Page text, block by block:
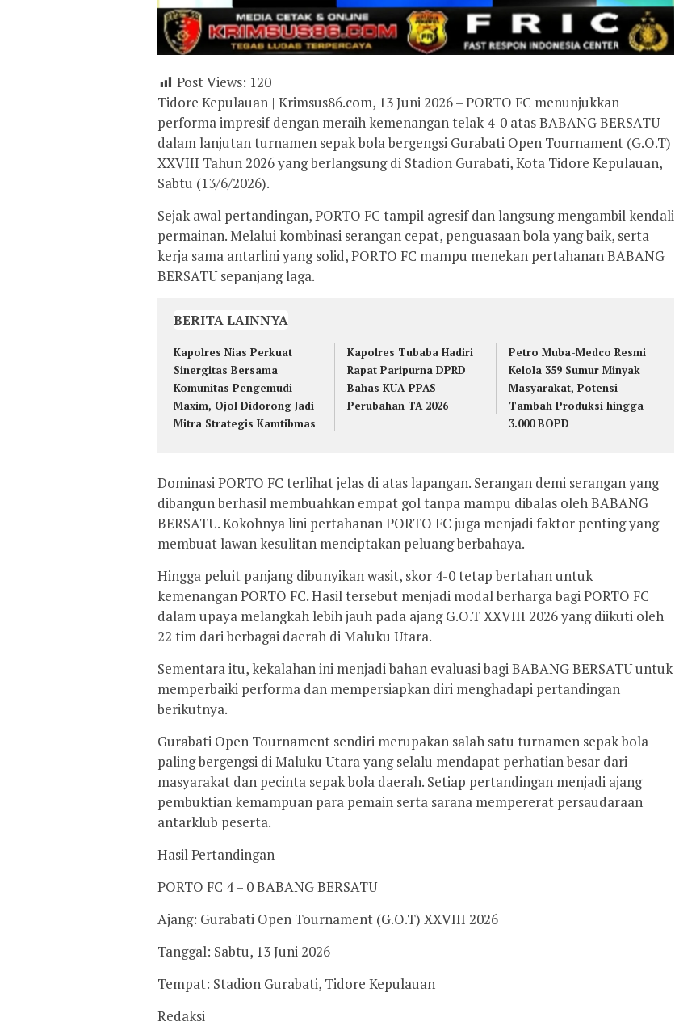
Post Views: 120
Tidore Kepulauan | Krimsus86.com, 13 Juni 2026 – PORTO FC menunjukkan
performa impresif dengan meraih kemenangan telak 4-0 atas BABANG BERSATU
dalam lanjutan turnamen sepak bola bergengsi Gurabati Open Tournament (G.O.T)
XXVIII Tahun 2026 yang berlangsung di Stadion Gurabati, Kota Tidore Kepulauan,
Sabtu (13/6/2026).
Sejak awal pertandingan, PORTO FC tampil agresif dan langsung mengambil kendali
permainan. Melalui kombinasi serangan cepat, penguasaan bola yang baik, serta
kerja sama antarlini yang solid, PORTO FC mampu menekan pertahanan BABANG
BERSATU sepanjang laga.
BERITA LAINNYA
Kapolres Nias Perkuat
Sinergitas Bersama
Komunitas Pengemudi
Maxim, Ojol Didorong Jadi
Mitra Strategis Kamtibmas
Kapolres Tubaba Hadiri
Rapat Paripurna DPRD
Bahas KUA-PPAS
Perubahan TA 2026
Petro Muba-Medco Resmi
Kelola 359 Sumur Minyak
Masyarakat, Potensi
Tambah Produksi hingga
3.000 BOPD
Dominasi PORTO FC terlihat jelas di atas lapangan. Serangan demi serangan yang
dibangun berhasil membuahkan empat gol tanpa mampu dibalas oleh BABANG
BERSATU. Kokohnya lini pertahanan PORTO FC juga menjadi faktor penting yang
membuat lawan kesulitan menciptakan peluang berbahaya.
Hingga peluit panjang dibunyikan wasit, skor 4-0 tetap bertahan untuk
kemenangan PORTO FC. Hasil tersebut menjadi modal berharga bagi PORTO FC
dalam upaya melangkah lebih jauh pada ajang G.O.T XXVIII 2026 yang diikuti oleh
22 tim dari berbagai daerah di Maluku Utara.
Sementara itu, kekalahan ini menjadi bahan evaluasi bagi BABANG BERSATU untuk
memperbaiki performa dan mempersiapkan diri menghadapi pertandingan
berikutnya.
Gurabati Open Tournament sendiri merupakan salah satu turnamen sepak bola
paling bergengsi di Maluku Utara yang selalu mendapat perhatian besar dari
masyarakat dan pecinta sepak bola daerah. Setiap pertandingan menjadi ajang
pembuktian kemampuan para pemain serta sarana mempererat persaudaraan
antarklub peserta.
Hasil Pertandingan
PORTO FC 4 – 0 BABANG BERSATU
Ajang: Gurabati Open Tournament (G.O.T) XXVIII 2026
Tanggal: Sabtu, 13 Juni 2026
Tempat: Stadion Gurabati, Tidore Kepulauan
Redaksi